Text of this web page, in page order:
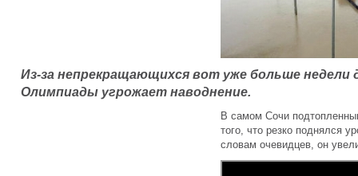
Из-за непрекращающихся вот уже больше недели
Олимпиады угрожает наводнение.
В самом Сочи
того, что резко поднялся
словам очевидцев, он